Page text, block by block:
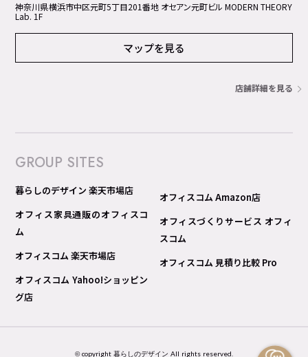
神奈川県横浜市中区元町5丁⽬201番地 オセアン元町ビル MODERN THEORY
Lab. 1F
マップを見る
店舗詳細を見る
GROUP SITES
暮らしのデザイン 楽天市場店
オフィス家具通販のオフィスコ
ム
オフィスコム 楽天市場店
オフィスコム Yahoo!ショッピン
グ店
オフィスコム Amazon店
オフィスづくりサービス オフィ
スコム
オフィスコム 見積り比較 Pro
© copyright 暮らしのデザイン All rights reserved.